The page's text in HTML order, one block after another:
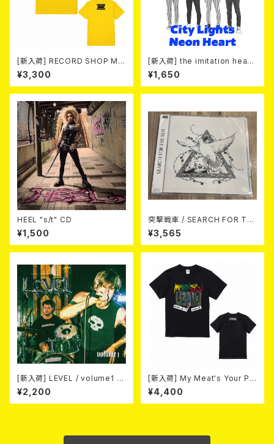
[新入荷] RECORD SHOP MIS
ERY / 33th anniversary T-s
hirts (yellow ②)
¥3,300
[新入荷] the imitation heart
s / City Lights Neon Heart
(7"EP)
¥1,650
HEEL "s/t" CD
¥1,500
突撃戦車 / SEARCH FOR TH
E SUN（CD+Tシャツ）
¥3,565
[新入荷] LEVEL / volume1 DI
SCOGRAPHY 2021-2026 (D
IGIPACK CD)
¥2,200
[新入荷] My Meat's Your Po
ison -あんたにゃ毒でもオイラ
にゃ薬- / BLACK T-shirt (S
～XL)
¥4,400